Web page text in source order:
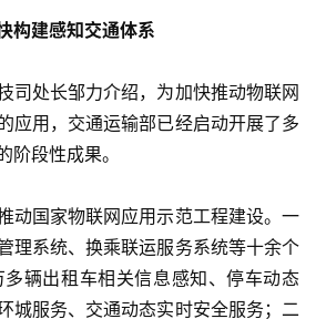
构建感知交通体系
处长邹力介绍，为加快推动物联网
应用，交通运输部已经启动开展了多
阶段性成果。
国家物联网应用示范工程建设。一
理系统、换乘联运服务系统等十余个
多辆出租车相关信息感知、停车动态
城服务、交通动态实时安全服务；二